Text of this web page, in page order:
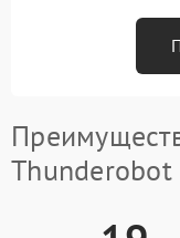
Thunderobot